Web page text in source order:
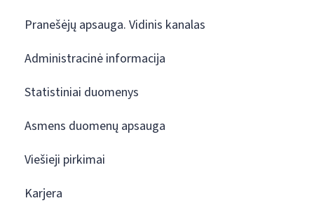
Pranešėjų apsauga. Vidinis kanalas
Administracinė informacija
Statistiniai duomenys
Asmens duomenų apsauga
Viešieji pirkimai
Karjera